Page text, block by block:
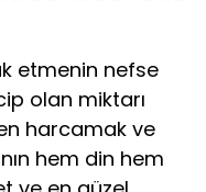
etmenin nefse
olan miktarı
harcamak ve
hem din hem